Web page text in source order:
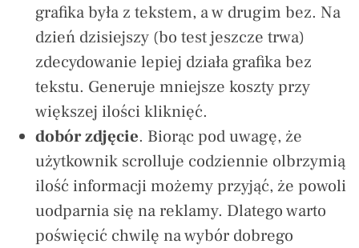
grafika była z tekstem, a w drugim bez. Na
dzień dzisiejszy (bo test jeszcze trwa)
zdecydowanie lepiej działa grafika bez
tekstu. Generuje mniejsze koszty przy
większej ilości kliknięć.
dobór zdjęcie. Biorąc pod uwagę, że
użytkownik scrolluje codziennie olbrzymią
ilość informacji możemy przyjąć, że powoli
uodparnia się na reklamy. Dlatego warto
poświęcić chwilę na wybór dobrego